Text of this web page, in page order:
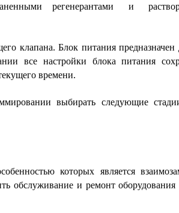
регенерантами и
клапана. Блок питания предназначен
все настройки блока питания
времени.
выбирать следующие
которых является
обслуживание и ремонт оборудования